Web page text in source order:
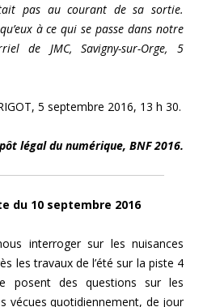
pas au courant de sa sortie.
à ce qui se passe dans notre
de JMC, Savigny-sur-Orge, 5
5 septembre 2016, 13 h 30.
légal du numérique, BNF 2016.
du 10 septembre 2016
interroger sur les nuisances
les travaux de l’été sur la piste 4
posent des questions sur les
vécues quotidiennement, de jour